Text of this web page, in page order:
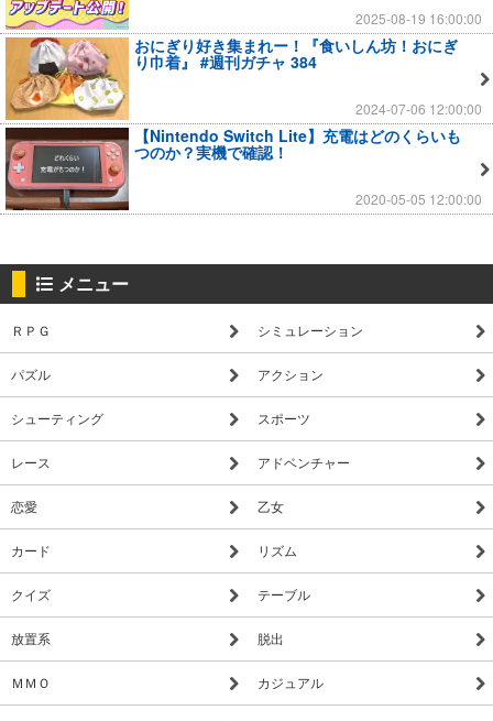
2025-08-19 16:00:00
おにぎり好き集まれー！『食いしん坊！おにぎ
り巾着』 #週刊ガチャ 384
2024-07-06 12:00:00
【Nintendo Switch Lite】充電はどのくらいも
つのか？実機で確認！
2020-05-05 12:00:00
メニュー
ＲＰＧ シミュレーション
パズル アクション
シューティング スポーツ
レース アドベンチャー
恋愛 乙女
カード リズム
クイズ テーブル
放置系 脱出
ＭＭＯ カジュアル